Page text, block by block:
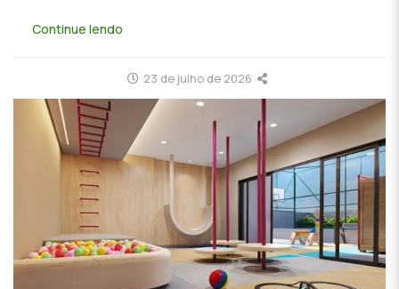
Continue lendo
23 de julho de 2026